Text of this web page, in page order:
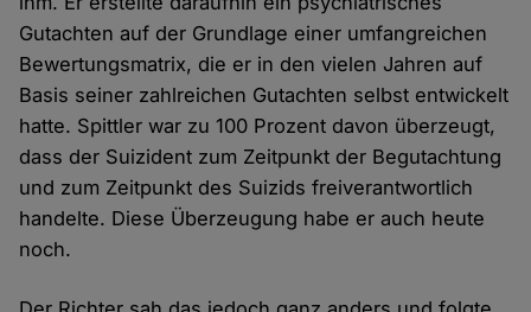
Gutachten auf der Grundlage einer umfangreichen
Bewertungsmatrix, die er in den vielen Jahren auf
Basis seiner zahlreichen Gutachten selbst entwickelt
hatte. Spittler war zu 100 Prozent davon überzeugt,
dass der Suizident zum Zeitpunkt der Begutachtung
und zum Zeitpunkt des Suizids freiverantwortlich
handelte. Diese Überzeugung habe er auch heute
noch.